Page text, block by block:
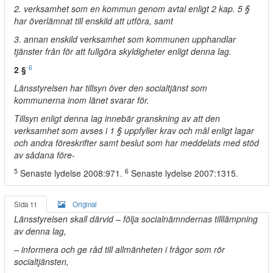
2. verksamhet som en kommun genom avtal enligt 2 kap. 5 §
har överlämnat till enskild att utföra, samt
3. annan enskild verksamhet som kommunen upphandlar
tjänster från för att fullgöra skyldigheter enligt denna lag.
2 § 6
Länsstyrelsen har tillsyn över den socialtjänst som
kommunerna inom länet svarar för.
Tillsyn enligt denna lag innebär granskning av att den
verksamhet som avses i 1 § uppfyller krav och mål enligt lagar
och andra föreskrifter samt beslut som har meddelats med stöd
av sådana före-
5 Senaste lydelse 2008:971. 6 Senaste lydelse 2007:1315.
Sida 11 Original
Länsstyrelsen skall därvid – följa socialnämndernas tilllämpning
av denna lag,
– informera och ge råd till allmänheten i frågor som rör
socialtjänsten,